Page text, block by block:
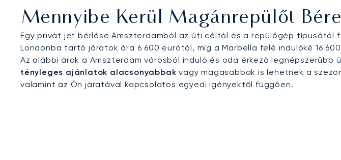
Mennyibe Kerül Magánrepülőt
Egy privát jet bérlése Amszterdamból az úti céltól és a repülőgép típusától
Londonba tartó járatok ára 6 600 eurótól, míg a Marbella felé indulóké 16
Az alábbi árak a Amszterdam városból induló és oda érkező legnépszerűbb
tényleges ajánlatok alacsonyabbak vagy magasabbak is lehetnek a
valamint az Ön járatával kapcsolatos egyedi igényektől függően.